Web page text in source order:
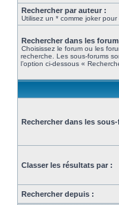
Rechercher par auteur :
Utilisez un * comme joker
Rechercher dans les
Choisissez le forum ou les
recherche. Les sous-forums
l’option ci-dessous «
Rechercher dans les
Classer les résultats par :
Rechercher depuis :